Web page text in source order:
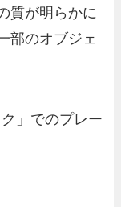
質が明らかに
部のオブジェ
」でのプレー